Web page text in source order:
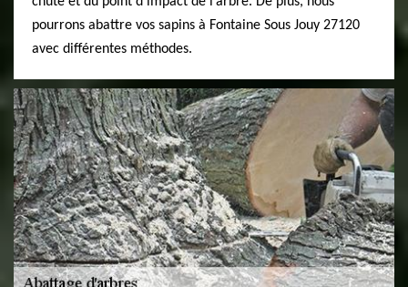
pourrons abattre vos sapins à Fontaine Sous Jouy 27120
avec différentes méthodes.